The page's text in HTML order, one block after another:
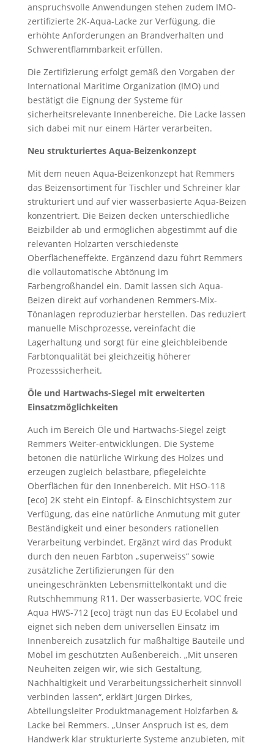
anspruchsvolle Anwendungen stehen zudem IMO-
zertifizierte 2K-Aqua-Lacke zur Verfügung, die
erhöhte Anforderungen an Brandverhalten und
Schwerentflammbarkeit erfüllen.
Die Zertifizierung erfolgt gemäß den Vorgaben der
International Maritime Organization (IMO) und
bestätigt die Eignung der Systeme für
sicherheitsrelevante Innenbereiche. Die Lacke lassen
sich dabei mit nur einem Härter verarbeiten.
Neu strukturiertes Aqua-Beizenkonzept
Mit dem neuen Aqua-Beizenkonzept hat Remmers
das Beizensortiment für Tischler und Schreiner klar
strukturiert und auf vier wasserbasierte Aqua-Beizen
konzentriert. Die Beizen decken unterschiedliche
Beizbilder ab und ermöglichen abgestimmt auf die
relevanten Holzarten verschiedenste
Oberflächeneffekte. Ergänzend dazu führt Remmers
die vollautomatische Abtönung im
Farbengroßhandel ein. Damit lassen sich Aqua-
Beizen direkt auf vorhandenen Remmers-Mix-
Tönanlagen reproduzierbar herstellen. Das reduziert
manuelle Mischprozesse, vereinfacht die
Lagerhaltung und sorgt für eine gleichbleibende
Farbtonqualität bei gleichzeitig höherer
Prozesssicherheit.
Öle und Hartwachs-Siegel mit erweiterten
Einsatzmöglichkeiten
Auch im Bereich Öle und Hartwachs-Siegel zeigt
Remmers Weiter-entwicklungen. Die Systeme
betonen die natürliche Wirkung des Holzes und
erzeugen zugleich belastbare, pflegeleichte
Oberflächen für den Innenbereich. Mit HSO-118
[eco] 2K steht ein Eintopf- & Einschichtsystem zur
Verfügung, das eine natürliche Anmutung mit guter
Beständigkeit und einer besonders rationellen
Verarbeitung verbindet. Ergänzt wird das Produkt
durch den neuen Farbton „superweiss“ sowie
zusätzliche Zertifizierungen für den
uneingeschränkten Lebensmittelkontakt und die
Rutschhemmung R11. Der wasserbasierte, VOC freie
Aqua HWS-712 [eco] trägt nun das EU Ecolabel und
eignet sich neben dem universellen Einsatz im
Innenbereich zusätzlich für maßhaltige Bauteile und
Möbel im geschützten Außenbereich. „Mit unseren
Neuheiten zeigen wir, wie sich Gestaltung,
Nachhaltigkeit und Verarbeitungssicherheit sinnvoll
verbinden lassen“, erklärt Jürgen Dirkes,
Abteilungsleiter Produktmanagement Holzfarben &
Lacke bei Remmers. „Unser Anspruch ist es, dem
Handwerk klar strukturierte Systeme anzubieten, mit